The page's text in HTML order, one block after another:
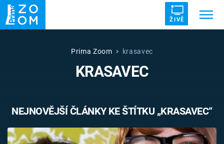
ŽIVĚ
UFO DRUHÁ SVĚTOVÁ VÁLKA
VETŘELCI DÁVNOVĚKU
Témata
Prima Zoom krasavec
KRASAVEC
NEJNOVĚJŠÍ ČLÁNKY KE ŠTÍTKU „KRASAVEC“